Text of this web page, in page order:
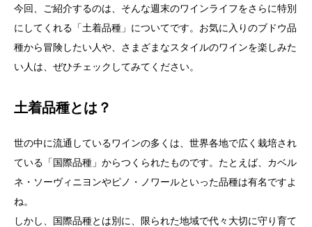
今回、ご紹介するのは、そんな週末のワインライフをさらに特別
にしてくれる「土着品種」についてです。 お気に入りのブドウ品
種から冒険したい人や、さまざまなスタイルのワインを楽しみた
い人は、ぜひチェックしてみてください。
土着品種とは？
世の中に流通しているワインの多くは、世界各地で広く栽培され
ている「国際品種」からつくられたものです。たとえば、カベル
ネ・ソーヴィニヨンやピノ・ノワールといった品種は有名ですよ
ね。
しかし、国際品種とは別に、限られた地域で代々大切に守り育て